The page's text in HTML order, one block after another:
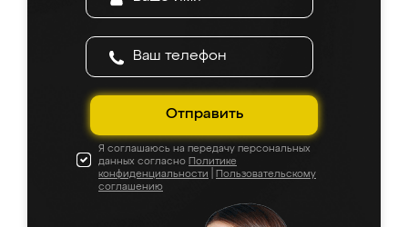
Отправить
Я соглашаюсь на передачу персональных
данных согласно Политике
конфиденциальности
Пользовательскому
соглашению